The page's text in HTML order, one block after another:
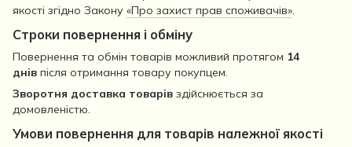
якості згідно Закону «Про захист прав споживачів».
Строки повернення і обміну
Повернення та обмін товарів можливий протягом 14
днів після отримання товару покупцем.
Зворотня доставка товарів здійснюється за
домовленістю.
Умови повернення для товарів належної якості